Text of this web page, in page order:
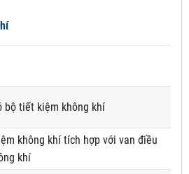
bộ tiết kiệm không khí
không khí tích hợp với van điều
khí